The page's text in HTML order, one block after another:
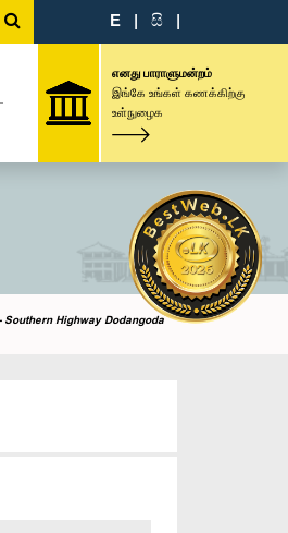
E | සි |
எனது பாராளுமன்றம்
இங்கே உங்கள் கணக்கிற்கு
உள்நுழைக
Southern Highway Dodangoda